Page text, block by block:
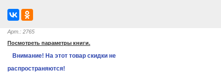
Арт.: 2765
Посмотреть параметры книги.
Внимание! На этот товар скидки не
распространяются!